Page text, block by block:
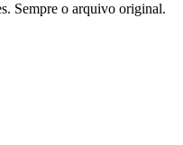
Sempre o arquivo original.